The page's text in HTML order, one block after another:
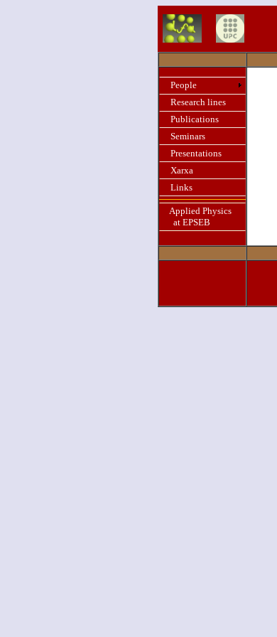
People
Research lines
Publications
Seminars
Presentations
Xarxa
Links
Applied Physics
at EPSEB